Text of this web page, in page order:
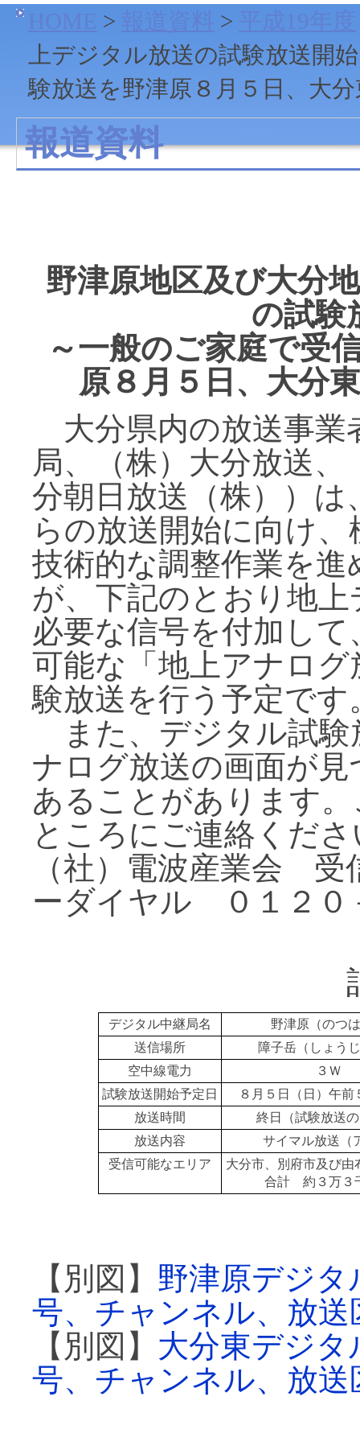
> >
上デジタル放送の試験放送開
験放送を野津原８月５日、大
報道資料
野津原地区及び大分
の試験
～一般のご家庭で受
原８月５日、大分
大分県内の放送事業
局、（株）大分放送
分朝日放送（株））
らの放送開始に向け
技術的な調整作業を
が、下記のとおり地
必要な信号を付加し
可能な「地上アナロ
験放送を行う予定です
また、デジタル試験
ナログ放送の画面が
あることがあります
ところにご連絡くだ
（社）電波産業会
ーダイヤル ０１２０
デジタル中継局名
野津原（のつ
送信場所
障子岳（しょう
空中線電力
３Ｗ
試験放送開始予定日
８月５日（日）午前
放送時間
終日（試験放送
放送内容
サイマル放送（
受信可能なエリア
大分市、別府市及び由
合計 約３万３
【別図】 野津原デジ
号、チャンネル、放送
【別図】 大分東デジ
号、チャンネル、放送